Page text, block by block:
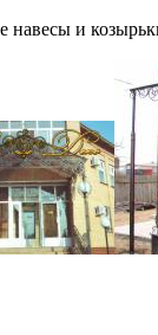
навесы и